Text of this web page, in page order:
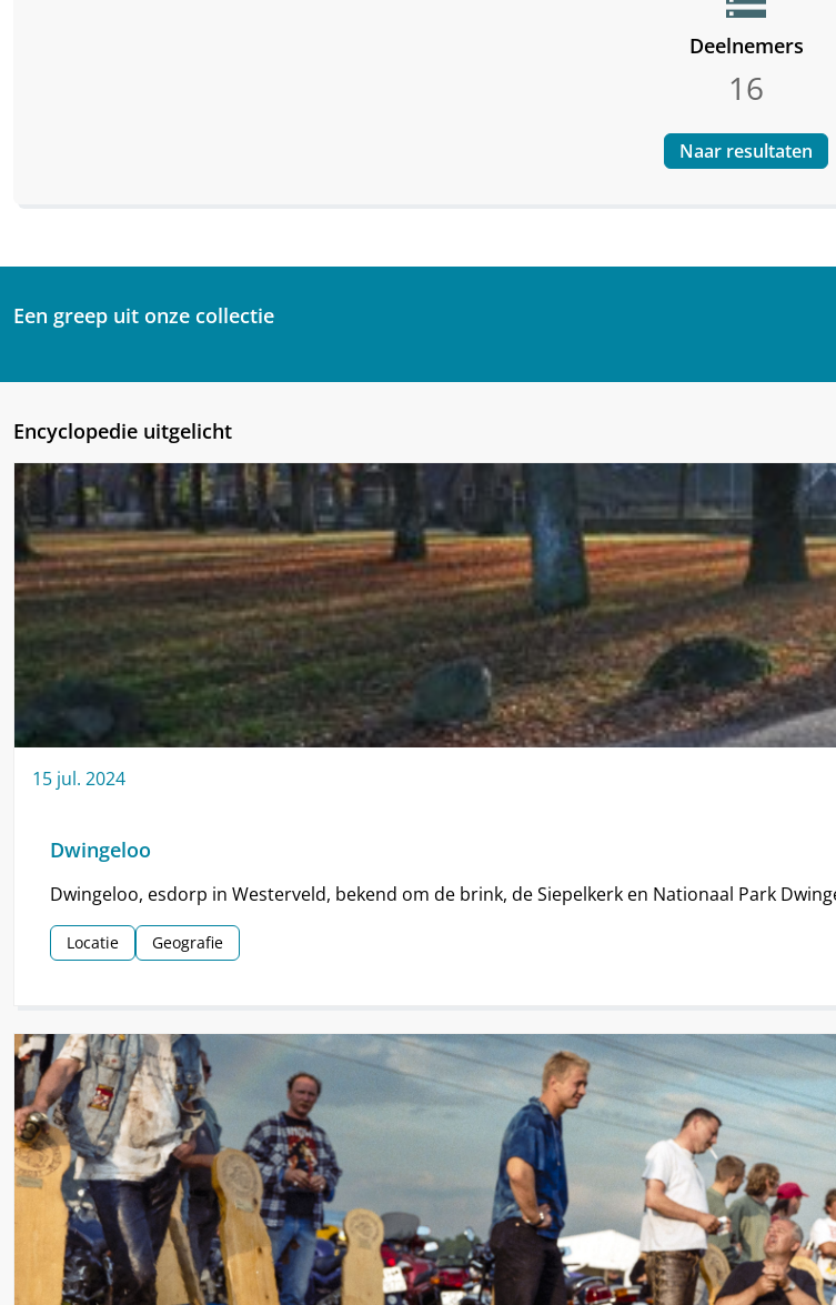
Deelnemers
16
Naar resultaten
Een greep uit onze collectie
Encyclopedie uitgelicht
15 jul. 2024
Dwingeloo
Dwingeloo, esdorp in Westerveld, bekend om de brink, de Siepelkerk en Nationaal Park
Locatie Geografie